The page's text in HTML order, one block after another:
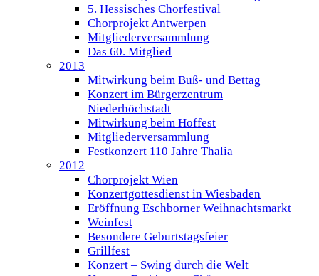
5. Hessisches Chorfestival
Chorprojekt Antwerpen
Mitgliederversammlung
Das 60. Mitglied
2013
Mitwirkung beim Buß- und Bettag
Konzert im Bürgerzentrum
Niederhöchstadt
Mitwirkung beim Hoffest
Mitgliederversammlung
Festkonzert 110 Jahre Thalia
2012
Chorprojekt Wien
Konzertgottesdienst in Wiesbaden
Eröffnung Eschborner Weihnachtsmarkt
Weinfest
Besondere Geburtstagsfeier
Grillfest
Konzert – Swing durch die Welt